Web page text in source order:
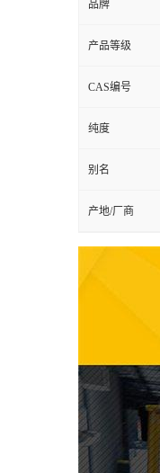
品牌
产品等级
CAS编号
纯度
别名
产地/厂商